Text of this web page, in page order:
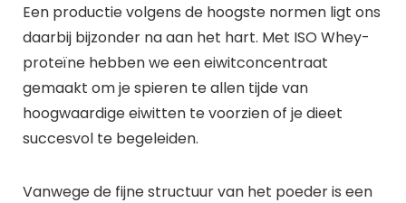
Een productie volgens de hoogste normen ligt ons
daarbij bijzonder na aan het hart. Met ISO Whey-
proteïne hebben we een eiwitconcentraat
gemaakt om je spieren te allen tijde van
hoogwaardige eiwitten te voorzien of je dieet
succesvol te begeleiden.
Vanwege de fijne structuur van het poeder is een